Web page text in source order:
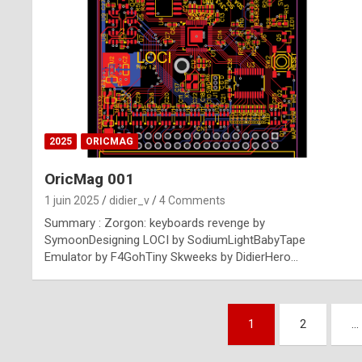
2025 ORICMAG
OricMag 001
1 juin 2025 didier_v 4 Comments
Summary : Zorgon: keyboards revenge by
SymoonDesigning LOCI by SodiumLightBabyTape
Emulator by F4GohTiny Skweeks by DidierHero…
1 2 …